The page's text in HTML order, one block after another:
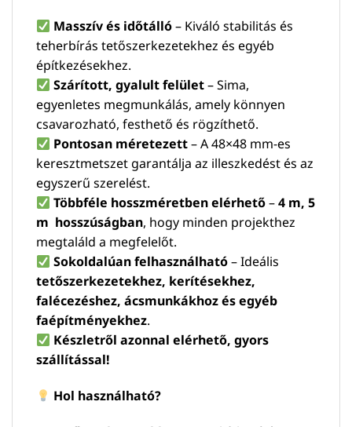
Masszív és időtálló– Kiváló stabilitás és
teherbírás tetőszerkezetekhez és egyéb
építkezésekhez.
Szárított, gyalult felület– Sima,
egyenletes megmunkálás, amely könnyen
csavarozható, festhető és rögzíthető.
Pontosan méretezett– A 48×48 mm-es
keresztmetszet garantálja az illeszkedést és az
egyszerű szerelést.
Többféle hosszméretben elérhető–4 m, 5
m hosszúságban, hogy minden projekthez
megtaláld a megfelelőt.
Sokoldalúan felhasználható– Ideális
tetőszerkezetekhez, kerítésekhez,
falécezéshez, ácsmunkákhoz és egyéb
faépítményekhez.
Készletről azonnal elérhető, gyors
szállítással!
Hol használható?